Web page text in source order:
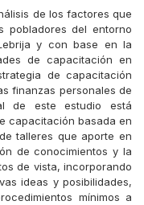
de los factores que
pobladores del entorno
y con base en la
de capacitación en
de capacitación
finanzas personales de
de este estudio está
capacitación basada en
talleres que aporte en
de conocimientos y la
de vista, incorporando
ideas y posibilidades,
mínimos a